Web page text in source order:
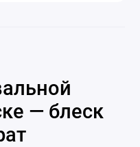
— блеск